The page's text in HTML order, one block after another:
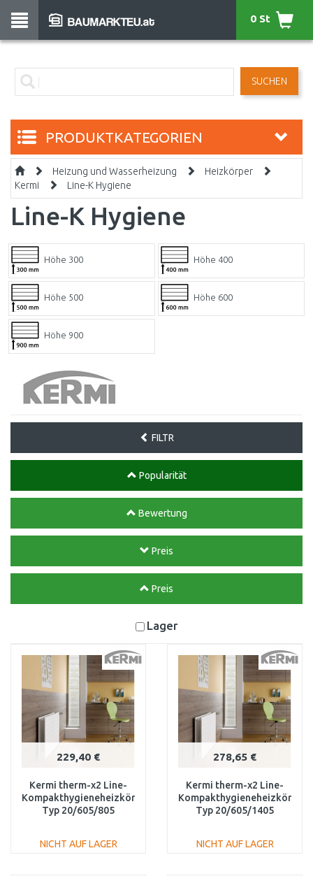
SUCHEN
0 St
PRODUKTKATEGORIEN
Heizung und Wasserheizung
Heizkörper
Kermi
Line-K Hygiene
Line-K Hygiene
Höhe 300 Höhe 400
Höhe 500 Höhe 600
Höhe 900
FILTR
Popularität
Bewertung
Preis
Preis
Lager
229,40 €
Kermi therm-x2 Line-
Kompakthygieneheizkörper
Typ 20/605/805
NICHT AUF LAGER
278,65 €
Kermi therm-x2 Line-
Kompakthygieneheizkörper
Typ 20/605/1405
NICHT AUF LAGER